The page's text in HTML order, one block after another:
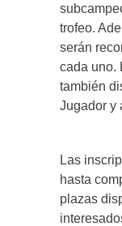
trofeo.
serán
cada uno.
también
Jugador y
Las
hasta
plazas